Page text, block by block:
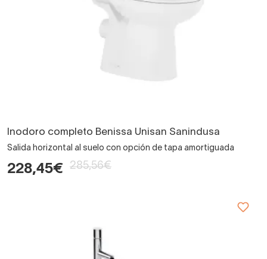
Inodoro completo Benissa Unisan Sanindusa
Salida horizontal al suelo con opción de tapa amortiguada
228,45€ 285,56€